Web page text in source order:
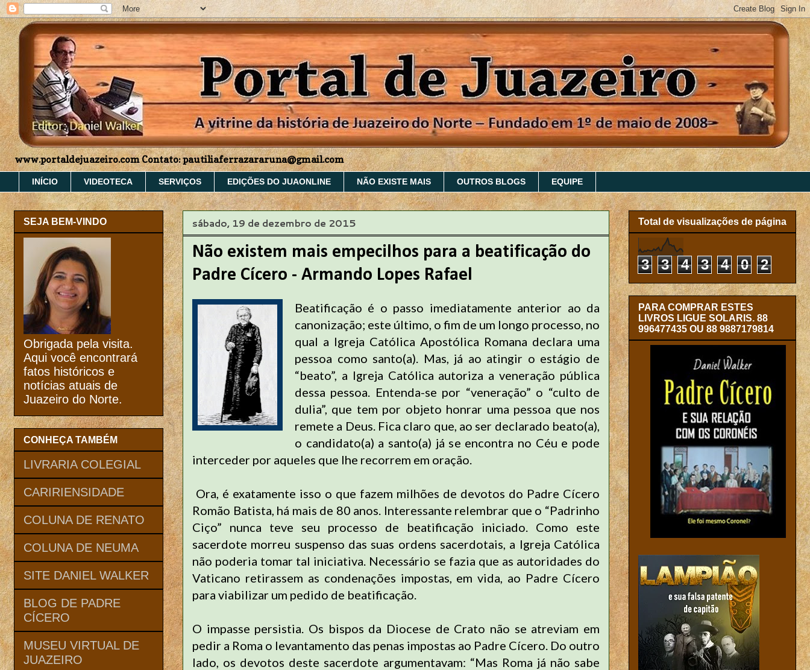
www.portaldejuazeiro.com Contato: pautiliaferrazararuna@gmail.com
INÍCIO VIDEOTECA SERVIÇOS EDIÇÕES DO JUAONLINE NÃO EXISTE MAIS OUTROS BLOGS EQUIPE
sábado, 19 de dezembro de 2015
Não existem mais empecilhos para a beatificação do
Padre Cícero - Armando Lopes Rafael
Beatificação é o passo imediatamente anterior ao da
canonização; este último, o fim de um longo processo, no
qual a Igreja Católica Apostólica Romana declara uma
pessoa como santo(a). Mas, já ao atingir o estágio de
“beato”, a Igreja Católica autoriza a veneração pública
dessa pessoa. Entenda-se por “veneração” o “culto de
dulia”, que tem por objeto honrar uma pessoa que nos
remete a Deus. Fica claro que, ao ser declarado beato(a),
o candidato(a) a santo(a) já se encontra no Céu e pode
interceder por aqueles que lhe recorrem em oração.
Ora, é exatamente isso o que fazem milhões de devotos do Padre Cícero
Romão Batista, há mais de 80 anos. Interessante relembrar que o “Padrinho
Ciço” nunca teve seu processo de beatificação iniciado. Como este
sacerdote morreu suspenso das suas ordens sacerdotais, a Igreja Católica
não poderia tomar tal iniciativa. Necessário se fazia que as autoridades do
Vaticano retirassem as condenações impostas, em vida, ao Padre Cícero
para viabilizar um pedido de beatificação.
O impasse persistia. Os bispos da Diocese de Crato não se atreviam em
pedir a Roma o levantamento das penas impostas ao Padre Cícero. Do outro
lado, os devotos deste sacerdote argumentavam: “Mas Roma já não sabe
SEJA BEM-VINDO
Obrigada pela visita.
Aqui você encontrará
fatos históricos e
notícias atuais de
Juazeiro do Norte.
CONHEÇA TAMBÉM
LIVRARIA COLEGIAL
CARIRIENSIDADE
COLUNA DE RENATO
COLUNA DE NEUMA
SITE DANIEL WALKER
BLOG DE PADRE
CÍCERO
MUSEU VIRTUAL DE
JUAZEIRO
Total de visualizações de página
3 3 4 3 4 0 2
PARA COMPRAR ESTES
LIVROS LIGUE SOLARIS. 88
996477435 OU 88 9887179814